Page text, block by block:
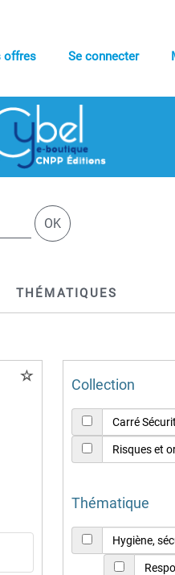
offres Se connecter
OK
THÉMATIQUES
Collection
Carré
Risques et
Thématique
Hygiène,